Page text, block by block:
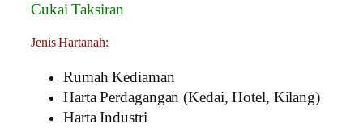
Cukai Taksiran
Jenis Hartanah:
Rumah Kediaman
Harta Perdagangan (Kedai, Hotel, Kilang)
Harta Industri